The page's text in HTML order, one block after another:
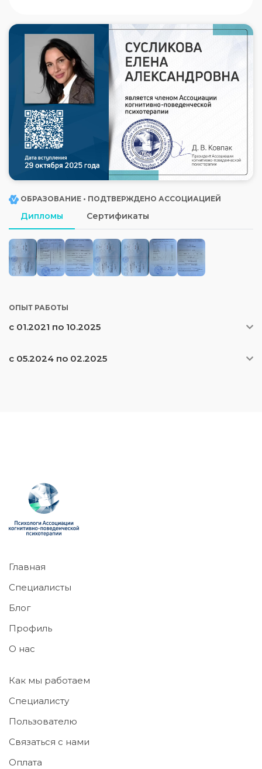
ОБРАЗОВАНИЕ • ПОДТВЕРЖДЕНО АССОЦИАЦИЕЙ
Дипломы Сертификаты
ОПЫТ РАБОТЫ
с 01.2021 по 10.2025
с 05.2024 по 02.2025
Главная
Специалисты
Блог
Профиль
О нас
Как мы работаем
Специалисту
Пользователю
Связаться с нами
Оплата